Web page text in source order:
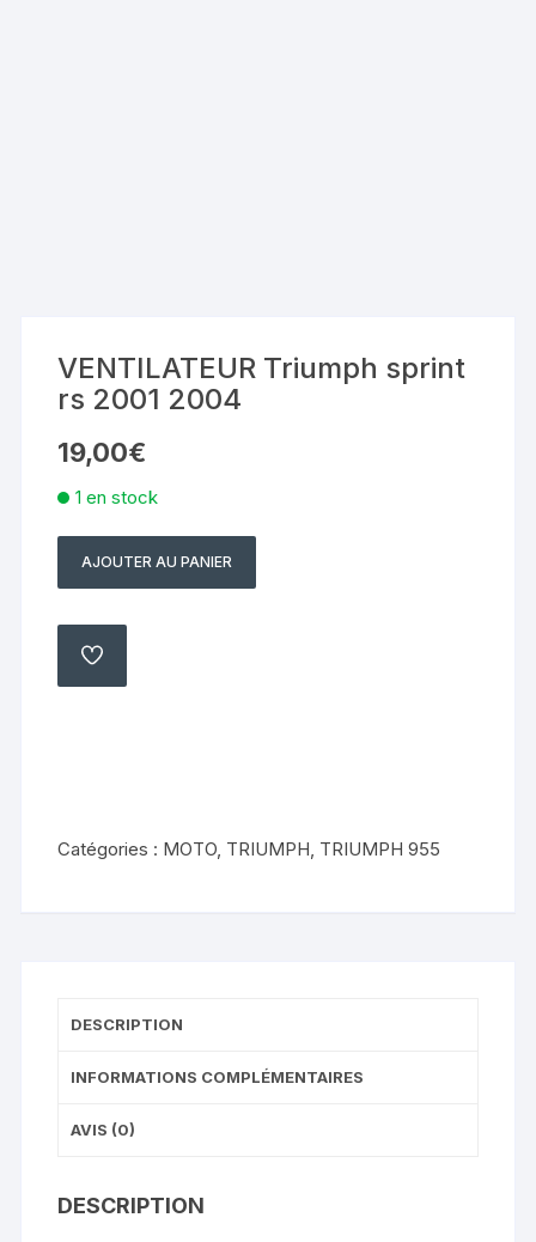
VENTILATEUR Triumph sprint
rs 2001 2004
19,00€
1 en stock
quantité
VENTILATEUR
Triumph
sprint
AJOUTER AU PANIER
AJOUTER
Catégories : MOTO TRIUMPH TRIUMPH 955
DESCRIPTION
INFORMATIONS COMPLÉMENTAIRES
AVIS (0)
DESCRIPTION